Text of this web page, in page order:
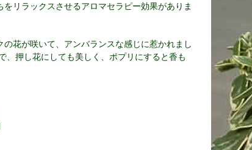
リラックスさせるアロマセラピー効果がありま
花が咲いて、アンバランスな感じに惹かれまし
、押し花にしても美しく、ポプリにすると香も